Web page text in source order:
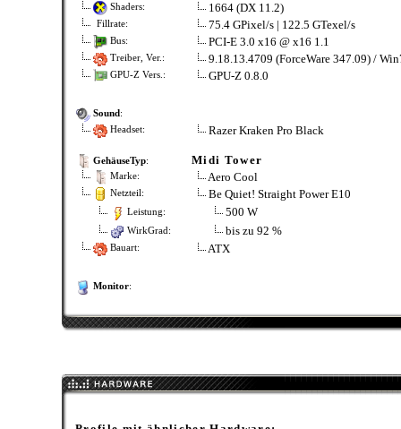
Shaders: 1664 (DX 11.2)
Fillrate: 75.4 GPixel/s | 122.5 GTexel/s
Bus: PCI-E 3.0 x16 @ x16 1.1
Treiber, Ver.: 9.18.13.4709 (ForceWare 347.09) /
GPU-Z Vers.: GPU-Z 0.8.0
Sound:
Headset:
Razer Kraken Pro Black
GehäuseTyp: Midi Tower
Marke: Aero Cool
Netzteil: Be Quiet! Straight Power E10
Leistung: 500 W
WirkGrad: bis zu 92 %
Bauart: ATX
Monitor: